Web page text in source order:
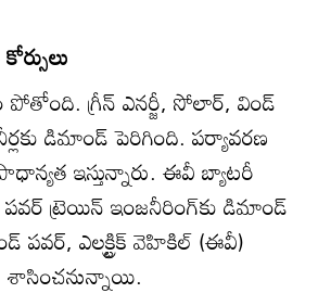
పోతోంది. గ్రీన్‌ ఎనర్జీ, సోలార్‌, విండ్‌
డిమాండ్‌ పెరిగింది. పర్యావరణ
ఇస్తున్నారు. ఈవీ బ్యాటరీ
పవర్‌ ట్రెయిన్‌ ఇంజనీరింగ్‌కు డిమాండ్‌
ఎలక్ట్ర్టిక్‌ వెహికిల్‌ (ఈవీ)
శాసించనున్నాయి.